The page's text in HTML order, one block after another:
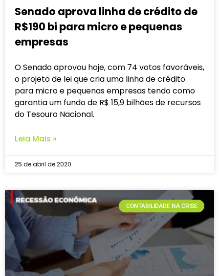
Senado aprova linha de crédito de
R$190 bi para micro e pequenas
empresas
O Senado aprovou hoje, com 74 votos favoráveis,
o projeto de lei que cria uma linha de crédito
para micro e pequenas empresas tendo como
garantia um fundo de R$ 15,9 bilhões de recursos
do Tesouro Nacional.
Leia Mais »
25 de abril de 2020
CONTABILIDADE NA CRISE